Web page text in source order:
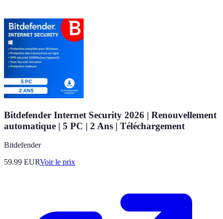
Bitdefender Internet Security 2026 | Renouvellement
automatique | 5 PC | 2 Ans | Téléchargement
Bitdefender
59.99 EURVoir le prix